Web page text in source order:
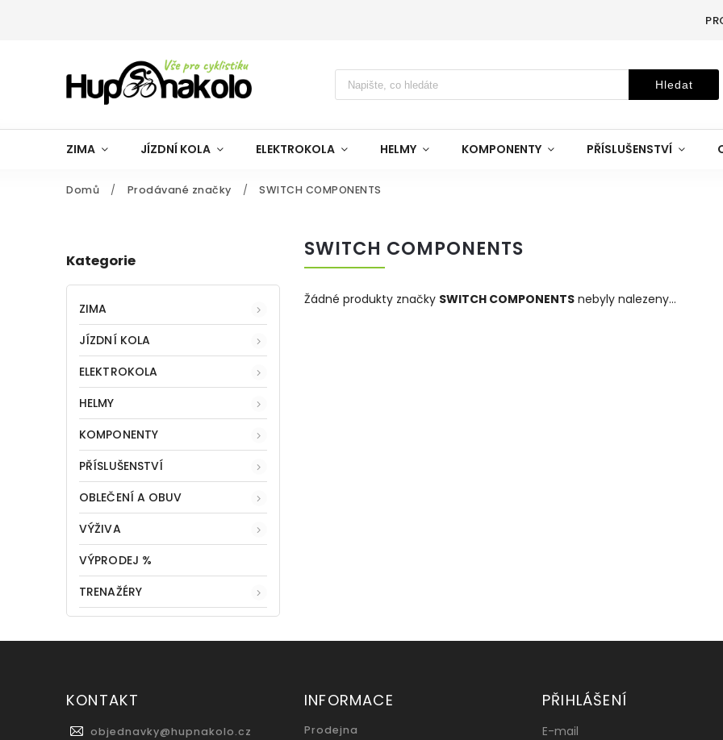
Hledat
ZIMA JÍZDNÍ KOLA ELEKTROKOLA HELMY KOMPONENTY PŘÍSLUŠENSTVÍ
Domů / Prodávané značky / SWITCH COMPONENTS
Kategorie
ZIMA
JÍZDNÍ KOLA
ELEKTROKOLA
HELMY
KOMPONENTY
PŘÍSLUŠENSTVÍ
OBLEČENÍ A OBUV
VÝŽIVA
VÝPRODEJ %
TRENAŽÉRY
SWITCH COMPONENTS
Žádné produkty značky SWITCH COMPONENTS nebyly nalezeny...
KONTAKT
objednavky@hupnakolo.cz
INFORMACE
Prodejna
PŘIHLÁŠENÍ
E-mail